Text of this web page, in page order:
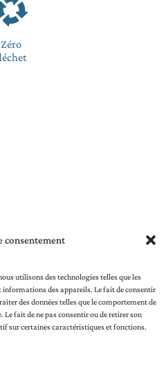
consentement
utilisons des technologies telles que les
informations des appareils. Le fait de consentir
des données telles que le comportement de
fait de ne pas consentir ou de retirer son
sur certaines caractéristiques et fonctions.
Zéro